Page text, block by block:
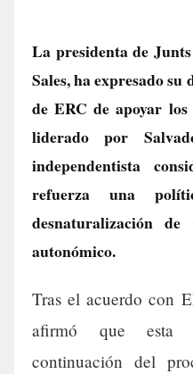
La presidenta de
Sales, ha expresado su
de ERC de apoyar los
liderado por
independentista
refuerza una
desnaturalización
autonómico.
Tras el acuerdo con
afirmó que esta
continuación del